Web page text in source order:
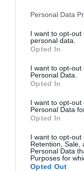
Please note that this
not limited to your
grant or deny
use your data for
consent section.
Personal Data
I want to opt-
personal data.
Opted In
I want to opt-out
Personal Data.
Opted In
I want to opt-
Personal Data
Opted In
I want to opt-out
Retention, Sale,
Personal Data
Purposes for
Opted Out
Traktort vennél